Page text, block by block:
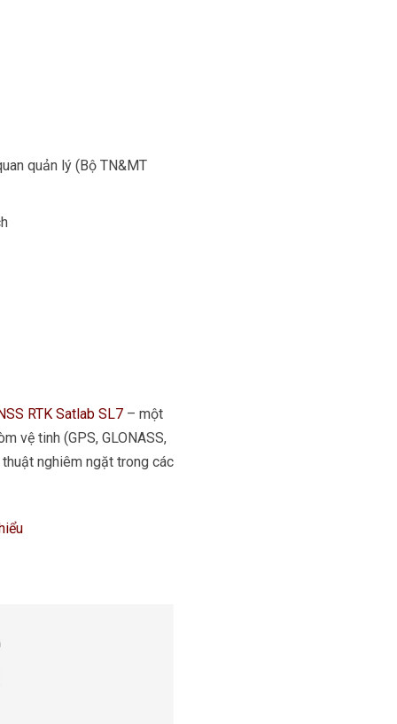
quản lý (Bộ TN&MT
RTK Satlab SL7 – một
vệ tinh (GPS, GLONASS,
nghiêm ngặt trong các